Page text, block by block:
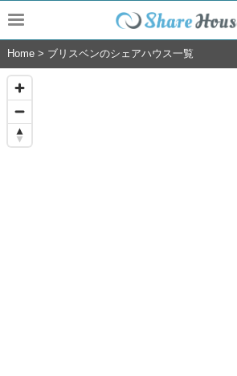
Home > ブリスベンのシェアハウス一覧